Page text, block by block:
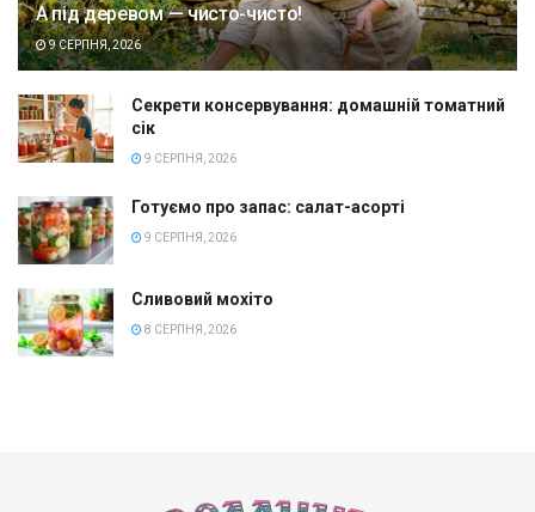
А під деревом — чисто-чисто!
9 СЕРПНЯ, 2026
Секрети консервування: домашній томатний
сік
9 СЕРПНЯ, 2026
Готуємо про запас: салат-асорті
9 СЕРПНЯ, 2026
Сливовий мохіто
8 СЕРПНЯ, 2026